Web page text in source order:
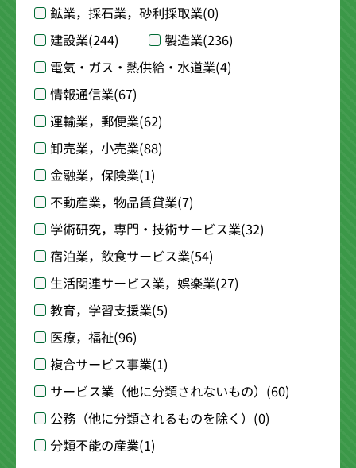
鉱業，採石業，砂利採取業(0)
建設業(244) 製造業(236)
電気・ガス・熱供給・水道業(4)
情報通信業(67)
運輸業，郵便業(62)
卸売業，小売業(88)
金融業，保険業(1)
不動産業，物品賃貸業(7)
学術研究，専門・技術サービス業(32)
宿泊業，飲食サービス業(54)
生活関連サービス業，娯楽業(27)
教育，学習支援業(5)
医療，福祉(96)
複合サービス事業(1)
サービス業（他に分類されないもの） (60)
公務（他に分類されるものを除く） (0)
分類不能の産業(1)